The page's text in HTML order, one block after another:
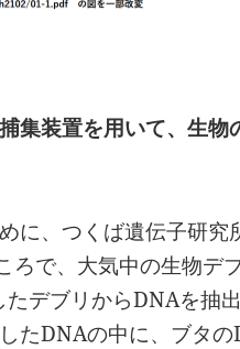
集装置を用いて、生物
に、つくば遺伝子研究
ろで、大気中の生物デ
デブリからDNAを抽
たDNAの中に、ブタ